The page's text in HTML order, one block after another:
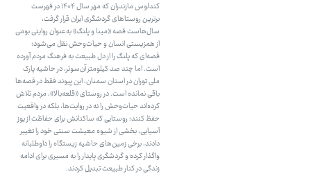
کندلوس مازندران که مهر سال ۱۴۰۴ در فهرست
برترین روستاهای گردشگری ایران قرار گرفت،
سال‌هاست قصه «مینا و پلنگ» به‌عنوان روایتی بومی
از همزیستی انسان و حیات‌وحش نقل می‌شود؛
قصه‌ای که پلنگ را از دل طبیعت به فرهنگ مردم آورده
است. اما چند صد کیلومتر آن‌سوتر، در حاشیه پارک
ملی توران در استان سمنان، این پیوند فقط در قصه‌ها
باقی نمانده است. در روستای «قلعه‌بالا»، مردم تلاش
کرده‌اند حیات‌وحش را نه در روایت‌ها، بلکه در واقعیت
حفظ کنند؛ روستایی که ساکنانش برای حفاظت از یوز
آسیایی، بخشی از شیوه معیشت سنتی خود را تغییر
دادند، برخی زمین‌های حاشیه زیستگاه را داوطلبانه
واگذار کرده و گردشگری پایدار را به مسیری برای ادامه
زندگی در کنار طبیعت تبدیل کردند.